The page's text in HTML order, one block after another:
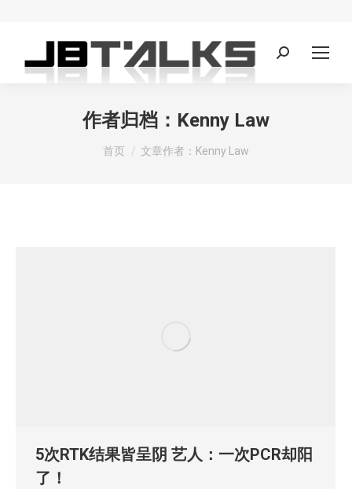
Search:
作者归档： Kenny Law
您在这里：
首页 文章作者：Kenny Law
5次RTK结果皆呈阴 艺人：一次PCR却阳
了！